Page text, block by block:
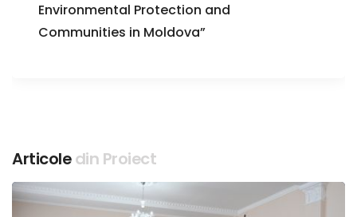
Environmental Protection and
Communities in Moldova”
Articoledin Proiect